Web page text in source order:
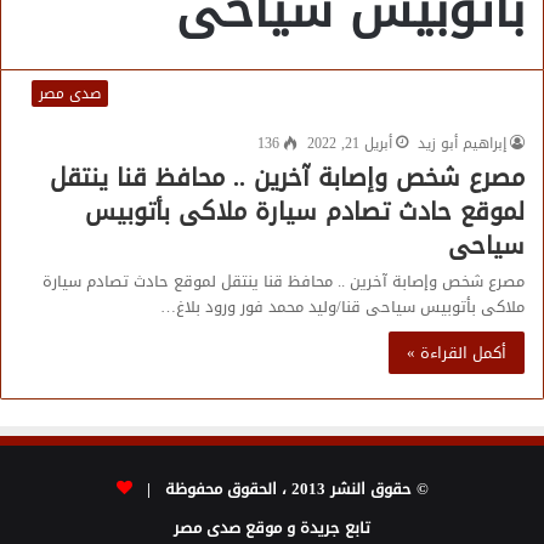
صدى مصر
إبراهيم أبو زيد
أبريل 21, 2022 136
مصرع شخص وإصابة آخرين .. محافظ قنا ينتقل
لموقع حادث تصادم سيارة ملاكى بأتوبيس
سياحى
مصرع شخص وإصابة آخرين .. محافظ قنا ينتقل لموقع حادث تصادم سيارة
ملاكى بأتوبيس سياحى قنا/وليد محمد فور ورود بلاغ…
أكمل القراءة »
© حقوق النشر 2013 ، الحقوق محفوظة |
تابع جريدة و موقع صدى مصر